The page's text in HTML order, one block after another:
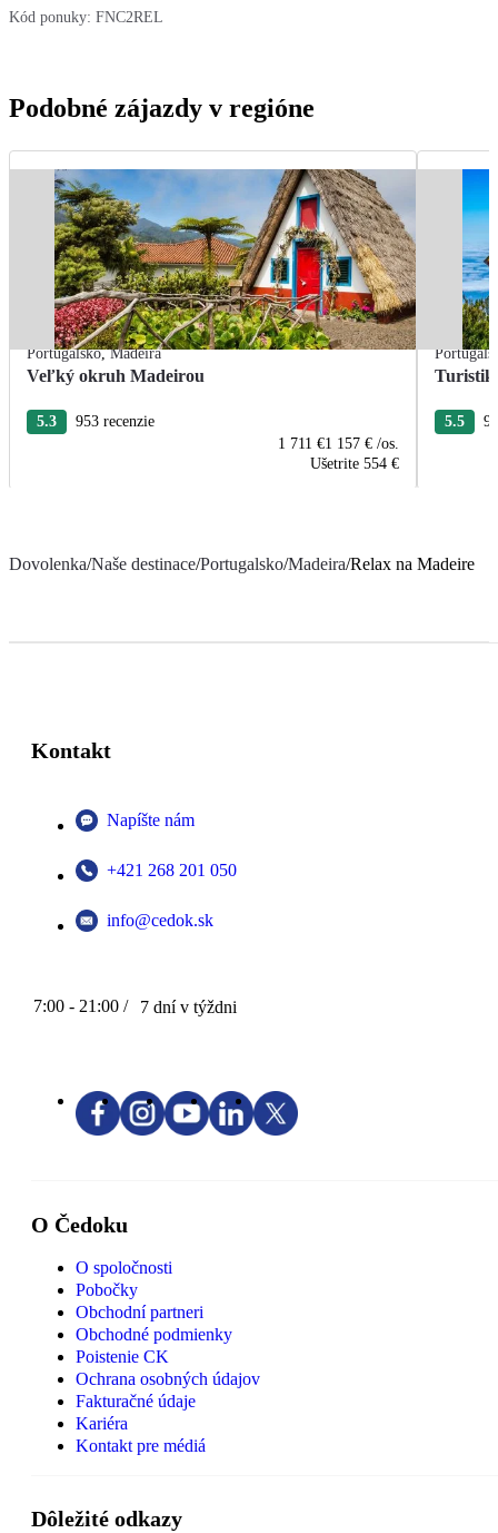
Kód ponuky: FNC2REL
Podobné zájazdy v regióne
Portugalsko,Madeira
Veľký okruh Madeirou
5.3
953 recenzie
1 711 €1 157 € /os.
Ušetrite 554 €
5.5
Dovolenka/Naše destinace/Portugalsko/Madeira/Relax na Madeire
Kontakt
Napíšte nám
+421 268 201 050
info@cedok.sk
7:00 - 21:00 / 7 dní v týždni
O Čedoku
O spoločnosti
Pobočky
Obchodní partneri
Obchodné podmienky
Poistenie CK
Ochrana osobných údajov
Fakturačné údaje
Kariéra
Kontakt pre médiá
Dôležité odkazy